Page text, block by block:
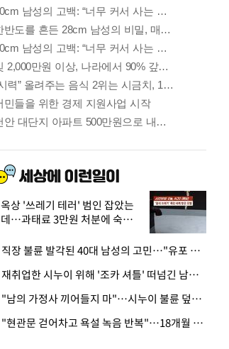
옥상 '쓰레기 테러' 범인 잡았는
데…과태료 3만원 처분에 숙박업
· 직장 불륜 발각된 40대 남성의 고민…"유포 동료 명예훼손·협박죄 고소 가능할까"
· 재취업한 시누이 위해 '조카 셔틀' 떠넘긴 남편…아내 "난 못한다"
· "남의 가정사 끼어들지 마"…시누이 불륜 덮으려는 남편에 억울한 아내
· "현관문 걷어차고 욕설 녹음 반복"…18개월 아기 키우는 집 뒤흔든 '앞집의 비극'